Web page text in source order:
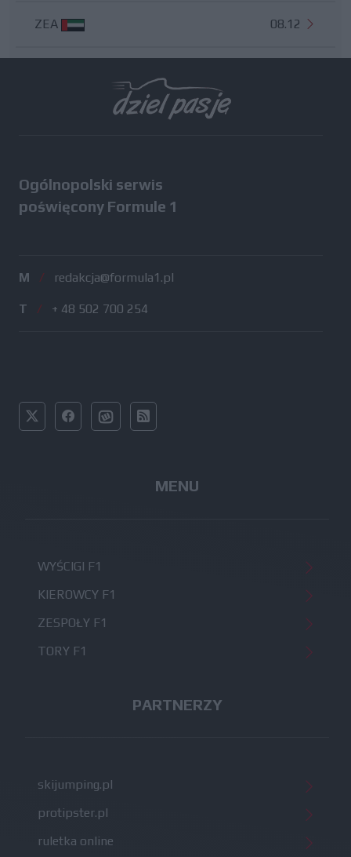
ZEA 08.12
Ogólnopolski serwis
poświęcony Formule 1
M / redakcja@formula1.pl
T / + 48 502 700 254
MENU
WYŚCIGI F1
KIEROWCY F1
ZESPOŁY F1
TORY F1
PARTNERZY
skijumping.pl
protipster.pl
ruletka online